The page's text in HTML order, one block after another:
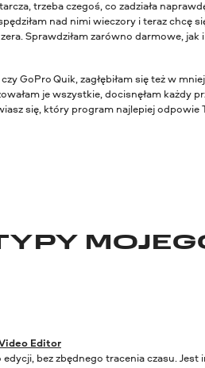
trzeba czegoś, co zadziała
nad nimi wieczory i teraz chcę
Sprawdziłam zarówno darmowe, jak
GoPro Quik, zagłębiłam się też w
je wszystkie, docisnęłam każdy
się, który program najlepiej odpowie
Editor
bez zbędnego tracenia czasu. Jest